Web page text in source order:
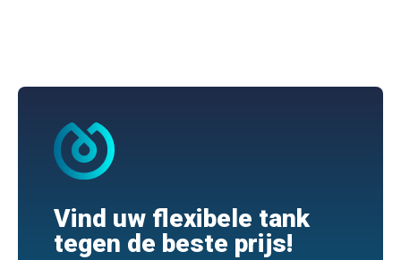
Vind uw flexibele tank
tegen de beste prijs!